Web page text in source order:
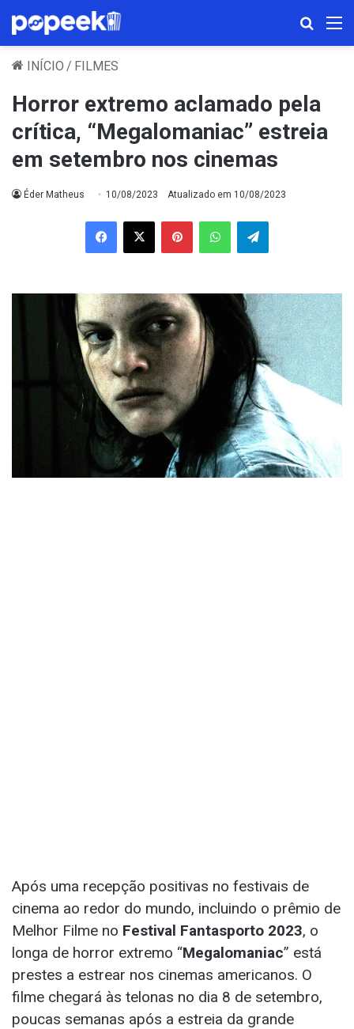
INÍCIO / FILMES
Horror extremo aclamado pela
crítica, “Megalomaniac” estreia
em setembro nos cinemas
Éder Matheus 10/08/2023 Atualizado em 10/08/2023
Facebook
X PinterestWhatsAppTelegram
Após uma recepção positivas no festivais de
cinema ao redor do mundo, incluindo o prêmio de
Melhor Filme no Festival Fantasporto 2023, o
longa de horror extremo “Megalomaniac” está
prestes a estrear nos cinemas americanos. O
filme chegará às telonas no dia 8 de setembro,
poucas semanas após a estreia da grande